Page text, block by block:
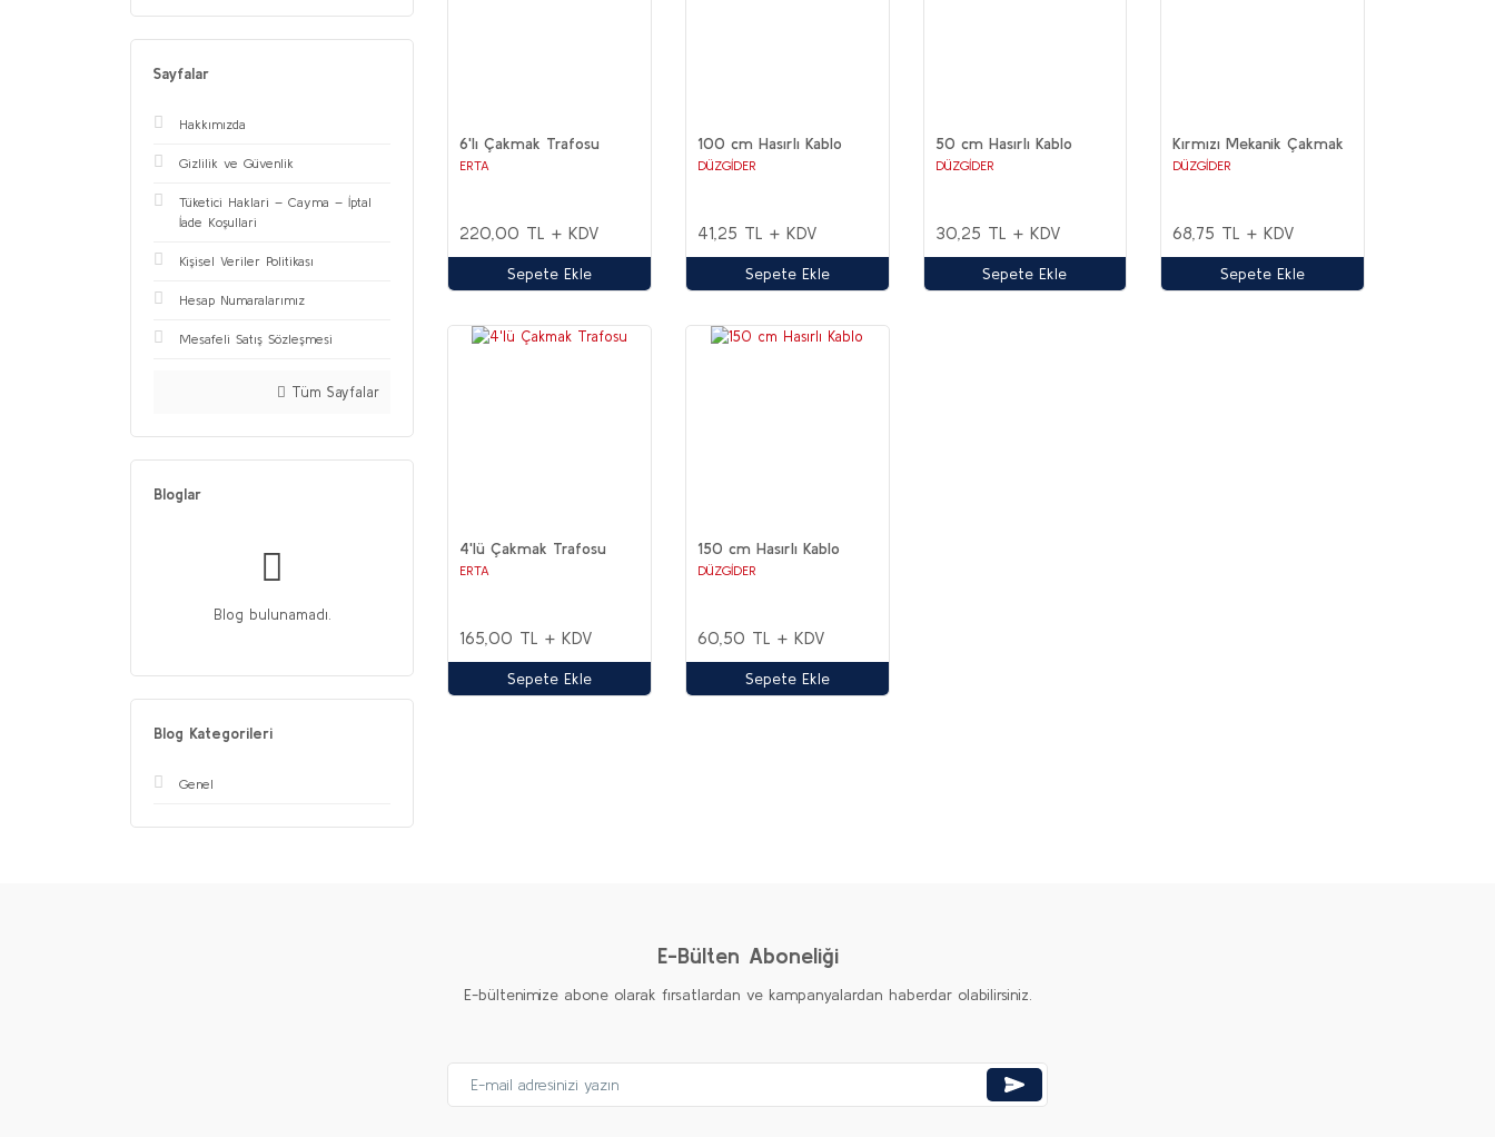
Sayfalar
Hakkımızda
Gizlilik ve Güvenlik
Tüketici Haklari – Cayma – İptal
İade Koşullari
Kişisel Veriler Politikası
Hesap Numaralarımız
Mesafeli Satış Sözleşmesi
Tüm Sayfalar
Bloglar
Blog bulunamadı.
Blog Kategorileri
Genel
6'lı Çakmak Trafosu
ERTA
220,00 TL + KDV
Sepete Ekle
100 cm Hasırlı Kablo
DÜZGİDER
41,25 TL + KDV
Sepete Ekle
50 cm Hasırlı Kablo
DÜZGİDER
30,25 TL + KDV
Sepete Ekle
Kırmızı Mekanik Çakmak
DÜZGİDER
68,75 TL + KDV
Sepete Ekle
4'lü Çakmak Trafosu
ERTA
165,00 TL + KDV
Sepete Ekle
150 cm Hasırlı Kablo
DÜZGİDER
60,50 TL + KDV
Sepete Ekle
E-Bülten Aboneliği
E-bültenimize abone olarak fırsatlardan ve kampanyalardan haberdar olabilirsiniz.